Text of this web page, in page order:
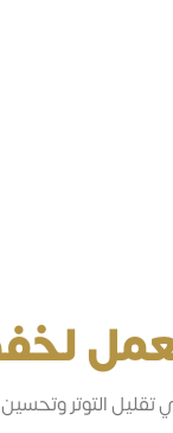
التوتر وتحسين